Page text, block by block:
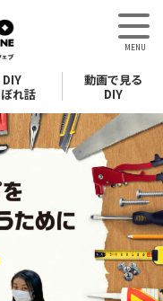
DIY
れ話
動画で見る
DIY